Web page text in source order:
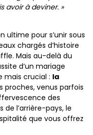
avoir à deviner. »
ultime pour s’unir sous
chargés d’histoire
Mais au-delà du
d’un mariage
mais crucial : la
proches, venus parfois
des
l’arrière-pays, le
que vous offrez